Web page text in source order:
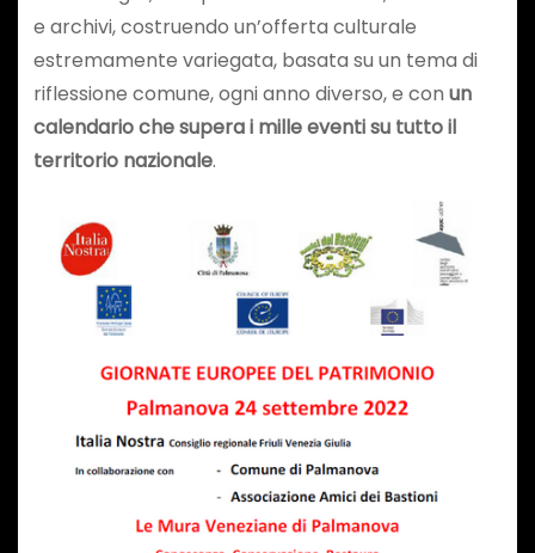
e archivi, costruendo un’offerta culturale
estremamente variegata, basata su un tema di
riflessione comune, ogni anno diverso, e con un
calendario che supera i mille eventi su tutto il
territorio nazionale.